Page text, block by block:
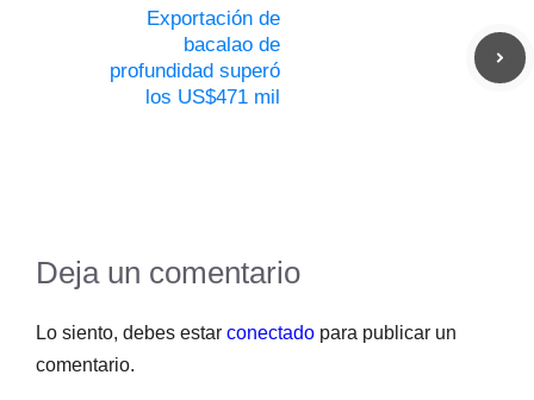
Exportación de
bacalao de
profundidad superó
los US$471 mil
Deja un comentario
Lo siento, debes estar conectado para publicar un
comentario.